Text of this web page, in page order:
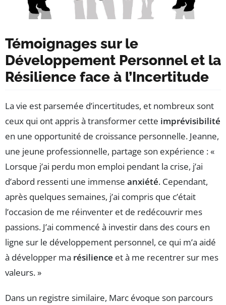
Témoignages sur le
Développement Personnel et la
Résilience face à l’Incertitude
La vie est parsemée d’incertitudes, et nombreux sont
ceux qui ont appris à transformer cette imprévisibilité
en une opportunité de croissance personnelle. Jeanne,
une jeune professionnelle, partage son expérience : «
Lorsque j’ai perdu mon emploi pendant la crise, j’ai
d’abord ressenti une immense anxiété. Cependant,
après quelques semaines, j’ai compris que c’était
l’occasion de me réinventer et de redécouvrir mes
passions. J’ai commencé à investir dans des cours en
ligne sur le développement personnel, ce qui m’a aidé
à développer ma résilience et à me recentrer sur mes
valeurs. »
Dans un registre similaire, Marc évoque son parcours